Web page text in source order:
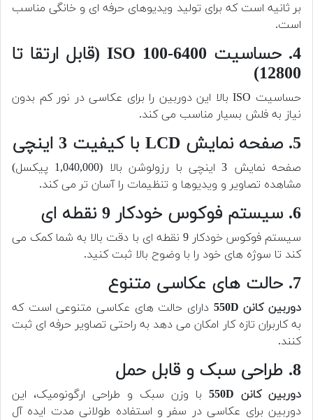
بر ثانیه است که برای تولید ویدیوهای حرفه ای و خانگی مناسب
است.
4. حساسیت ISO 100-6400 (قابل ارتقا تا
12800)
حساسیت ISO بالا این دوربین را برای عکاسی در نور کم بدون
نیاز به فلش بسیار مناسب می کند.
5. صفحه نمایش LCD با کیفیت 3 اینچی
صفحه نمایش 3 اینچی با رزولوشن بالا (1,040,000 پیکسل)
مشاهده تصاویر و ویدیوها و تنظیمات را آسان تر می کند.
6. سیستم فوکوس خودکار 9 نقطه ای
سیستم فوکوس خودکار 9 نقطه ای با دقت بالا به شما کمک می
کند تا سوژه های خود را با وضوح بالا ثبت کنید.
7. حالت های عکاسی متنوع
دوربین کانن 550D
دارای حالت های عکاسی متنوعی است که
به کاربران تازه کار امکان می دهد به راحتی تصاویر حرفه ای ثبت
کنند.
8. طراحی سبک و قابل حمل
دوربین کانن 550D
با وزن سبک و طراحی ارگونومیک، این
دوربین برای عکاسی در سفر و استفاده طولانی مدت ایده آل